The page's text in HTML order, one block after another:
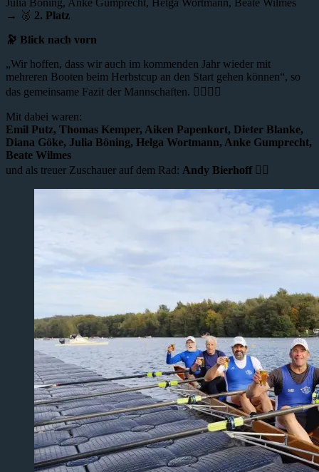
→ 🥈 2. Platz
🔭 Blick nach vorn
„Wir hoffen, dass wir auch im kommenden Jahr wieder mit
mehreren Booten beim Herbstcup an den Start gehen können“, so
das gemeinsame Fazit der Mannschaften. 🚣‍♀️🚣‍♂️
Mit dabei waren:
Emil Putz, Thomas Kemper, Aiken Papenkort, Dieter Blanke,
Diana Göke, Julia Böning, Helga Wortmann, Anke Gumprecht,
Beate Wilmes
und als treuer Zuschauer auf dem Rad: Andy Bierhoff🚴‍♂️